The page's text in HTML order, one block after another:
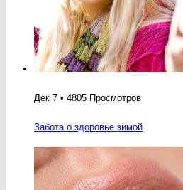
Дек 7 • 4805 Просмотров
Забота о здоровье зимой